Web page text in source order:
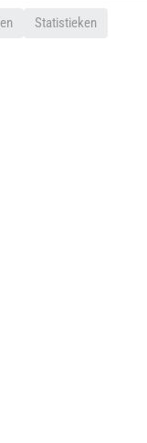
Statistieken